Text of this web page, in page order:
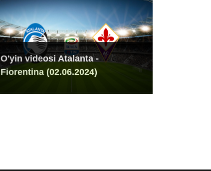
O'yin videosi Atalanta -
Fiorentina (02.06.2024)